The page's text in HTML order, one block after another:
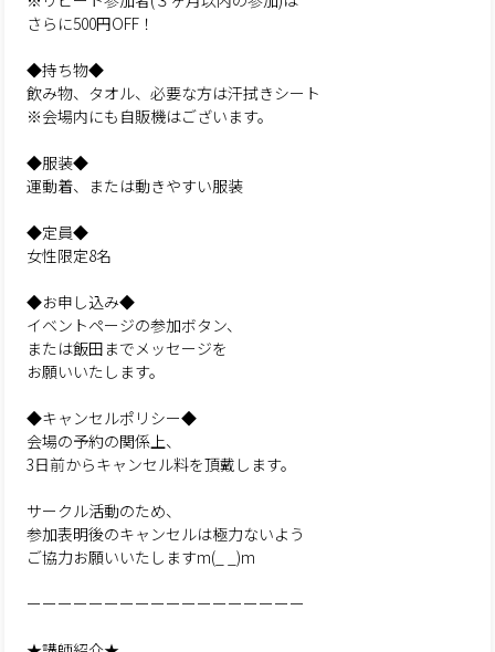
さらに500円OFF！
◆持ち物◆
飲み物、タオル、必要な方は汗拭きシート
※会場内にも自販機はございます。
◆服装◆
運動着、または動きやすい服装
◆定員◆
女性限定8名
◆お申し込み◆
イベントページの参加ボタン、
または飯田までメッセージを
お願いいたします。
◆キャンセルポリシー◆
会場の予約の関係上、
3日前からキャンセル料を頂戴します。
サークル活動のため、
参加表明後のキャンセルは極力ないよう
ご協力お願いいたしますm(_ _)m
ーーーーーーーーーーーーーーーーーー